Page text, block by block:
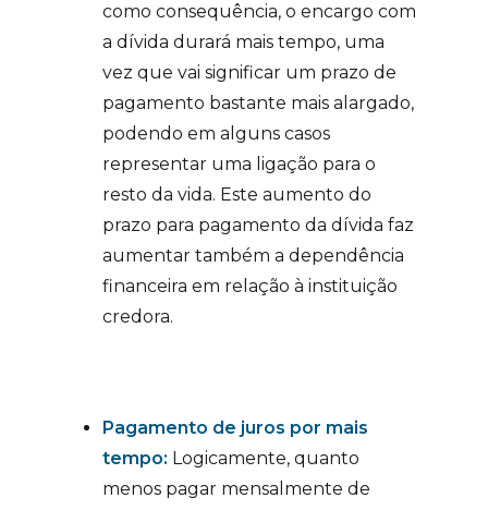
como consequência, o encargo com
a dívida durará mais tempo, uma
vez que vai significar um prazo de
pagamento bastante mais alargado,
podendo em alguns casos
representar uma ligação para o
resto da vida. Este aumento do
prazo para pagamento da dívida faz
aumentar também a dependência
financeira em relação à instituição
credora.
Pagamento de juros por mais
tempo: Logicamente, quanto
menos pagar mensalmente de